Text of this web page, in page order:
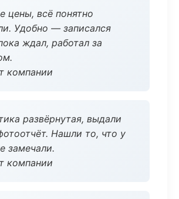
цены, всё понятно
Удобно — записался
ждал, работал за
компании
развёрнутая, выдали
Нашли то, что у
замечали.
компании